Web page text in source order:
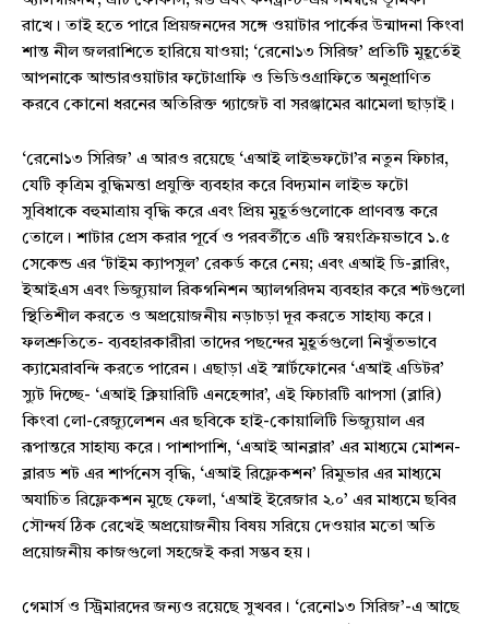
রাখে। তাই হতে পারে প্রিয়জনদের সঙ্গে ওয়াটার পার্কের উন্মাদনা কিংবা
শান্ত নীল জলরাশিতে হারিয়ে যাওয়া; ‘রেনো১৩ সিরিজ’ প্রতিটি মুহূর্তেই
আপনাকে আন্ডারওয়াটার ফটোগ্রাফি ও ভিডিওগ্রাফিতে অনুপ্রাণিত
করবে কোনো ধরনের অতিরিক্ত গ্যাজেট বা সরঞ্জামের ঝামেলা ছাড়াই।
‘রেনো১৩ সিরিজ’ এ আরও রয়েছে ‘এআই লাইভফটো’র নতুন ফিচার,
যেটি কৃত্রিম বুদ্ধিমত্তা প্রযুক্তি ব্যবহার করে বিদ্যমান লাইভ ফটো
সুবিধাকে বহুমাত্রায় বৃদ্ধি করে এবং প্রিয় মুহূর্তগুলোকে প্রাণবন্ত করে
তোলে। শাটার প্রেস করার পূর্বে ও পরবর্তীতে এটি স্বয়ংক্রিয়ভাবে ১.৫
সেকেন্ড এর ‘টাইম ক্যাপসুল’ রেকর্ড করে নেয়; এবং এআই ডি-ব্লারিং,
ইআইএস এবং ভিজ্যুয়াল রিকগনিশন অ্যালগরিদম ব্যবহার করে শটগুলো
স্থিতিশীল করতে ও অপ্রয়োজনীয় নড়াচড়া দূর করতে সাহায্য করে।
ফলশ্রুতিতে- ব্যবহারকারীরা তাদের পছন্দের মুহূর্তগুলো নিখুঁতভাবে
ক্যামেরাবন্দি করতে পারেন। এছাড়া এই স্মার্টফোনের ‘এআই এডিটর’
স্যুট দিচ্ছে- ‘এআই ক্লিয়ারিটি এনহেন্সার’, এই ফিচারটি ঝাপসা (ব্লারি)
কিংবা লো-রেজ্যুলেশন এর ছবিকে হাই-কোয়ালিটি ভিজ্যুয়াল এর
রূপান্তরে সাহায্য করে। পাশাপাশি, ‘এআই আনব্লার’ এর মাধ্যমে মোশন-
ব্লারড শট এর শার্পনেস বৃদ্ধি, ‘এআই রিফ্লেকশন’ রিমুভার এর মাধ্যমে
অযাচিত রিফ্লেকশন মুছে ফেলা, ‘এআই ইরেজার ২.০’ এর মাধ্যমে ছবির
সৌন্দর্য ঠিক রেখেই অপ্রয়োজনীয় বিষয় সরিয়ে দেওয়ার মতো অতি
প্রয়োজনীয় কাজগুলো সহজেই করা সম্ভব হয়।
গেমার্স ও স্ট্রিমারদের জন্যও রয়েছে সুখবর। ‘রেনো১৩ সিরিজ’-এ আছে